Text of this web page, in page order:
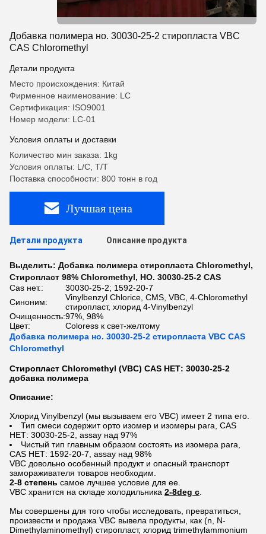
Добавка полимера но. 30030-25-2 стиропласта VBC
CAS Chloromethyl
Детали продукта
Место происхождения: Китай
Фирменное наименование: LC
Сертификация: ISO9001
Номер модели: LC-01
Условия оплаты и доставки
Количество мин заказа: 1kg
Условия оплаты: L/C, T/T
Поставка способности: 800 тонн в год
Лучшая цена
Детали продукта Описание продукта
Выделить: Добавка полимера стиропласта Chloromethyl,
Стиропласт 98% Chloromethyl, НО. 30030-25-2 CAS
Cas нет.:
30030-25-2; 1592-20-7
Синоним:
Vinylbenzyl Chlorice, CMS, VBC, 4-Chloromethyl
стиропласт, хлорид 4-Vinylbenzyl
Очищенность:97%, 98%
Цвет:
Coloress к свет-желтому
Добавка полимера но. 30030-25-2 стиропласта VBC CAS
Chloromethyl
Стиропласт Chloromethyl (VBC) CAS НЕТ: 30030-25-2
добавка полимера
Описание:
Хлорид Vinylbenzyl (мы вызываем его VBC) имеет 2 типа его.
Тип смеси содержит орто изомер и изомеры para, CAS
НЕТ: 30030-25-2, assay над 97%
Чистый тип главным образом состоять из изомера para,
CAS НЕТ: 1592-20-7, assay над 98%
VBC довольно особенный продукт и опасный транспорт
замораживателя товаров необходим.
2-8 степень самое лучшее условие для ее.
VBC хранится на складе холодильника 2-8deg c
Мы совершены для того чтобы исследовать, превратиться,
произвести и продажа VBC вывела продукты, как (n, N-
Dimethylaminomethyl) стиропласт, хлорид trimethylammonium